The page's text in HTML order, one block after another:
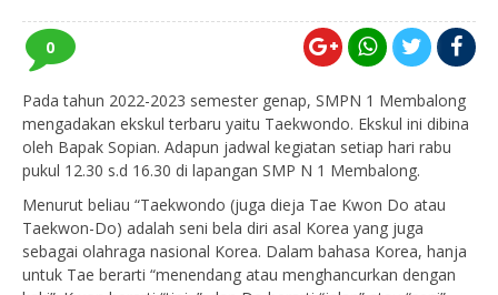
0
Pada tahun 2022-2023 semester genap, SMPN 1 Membalong
mengadakan ekskul terbaru yaitu Taekwondo. Ekskul ini dibina
oleh Bapak Sopian. Adapun jadwal kegiatan setiap hari rabu
pukul 12.30 s.d 16.30 di lapangan SMP N 1 Membalong.
Menurut beliau “Taekwondo (juga dieja Tae Kwon Do atau
Taekwon-Do) adalah seni bela diri asal Korea yang juga
sebagai olahraga nasional Korea. Dalam bahasa Korea, hanja
untuk Tae berarti “menendang atau menghancurkan dengan